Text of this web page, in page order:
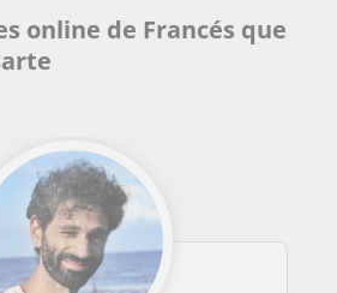
online de Francés que